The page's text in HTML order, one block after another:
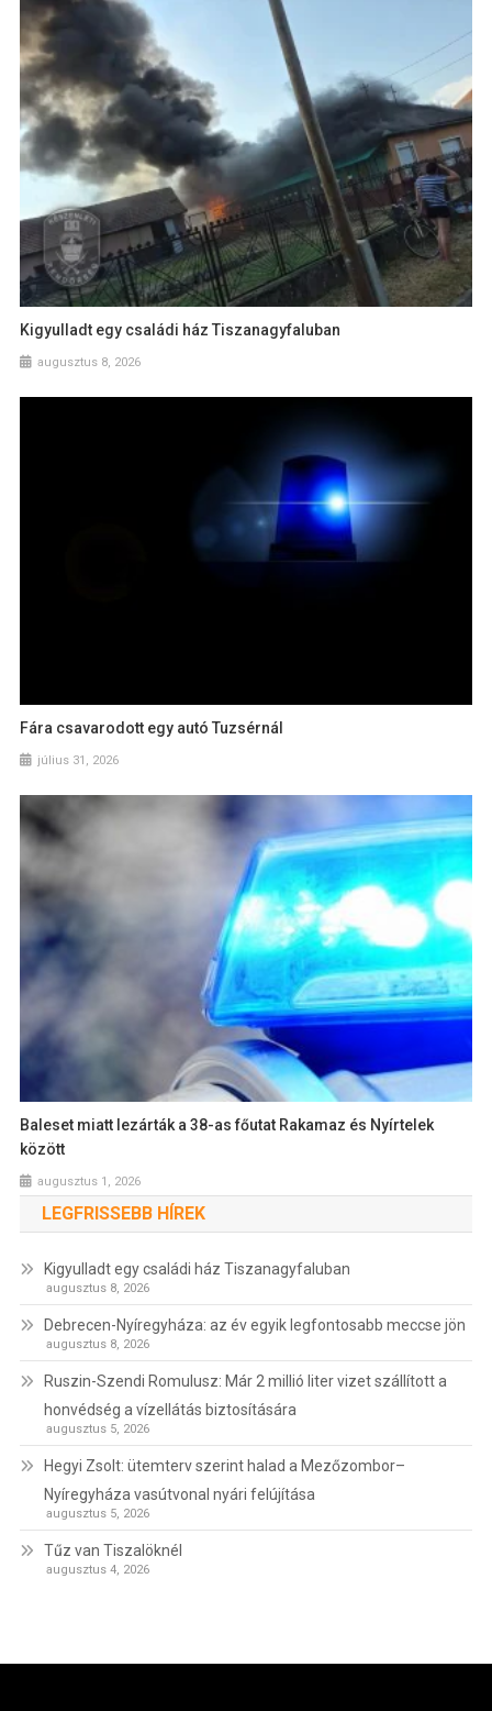
Kigyulladt egy családi ház Tiszanagyfaluban
augusztus 8, 2026
Fára csavarodott egy autó Tuzsérnál
július 31, 2026
Baleset miatt lezárták a 38-as főutat Rakamaz és Nyírtelek
között
augusztus 1, 2026
LEGFRISSEBB HÍREK
Kigyulladt egy családi ház Tiszanagyfaluban
augusztus 8, 2026
Debrecen-Nyíregyháza: az év egyik legfontosabb meccse jön
augusztus 8, 2026
Ruszin-Szendi Romulusz: Már 2 millió liter vizet szállított a
honvédség a vízellátás biztosítására
augusztus 5, 2026
Hegyi Zsolt: ütemterv szerint halad a Mezőzombor–
Nyíregyháza vasútvonal nyári felújítása
augusztus 5, 2026
Tűz van Tiszalöknél
augusztus 4, 2026